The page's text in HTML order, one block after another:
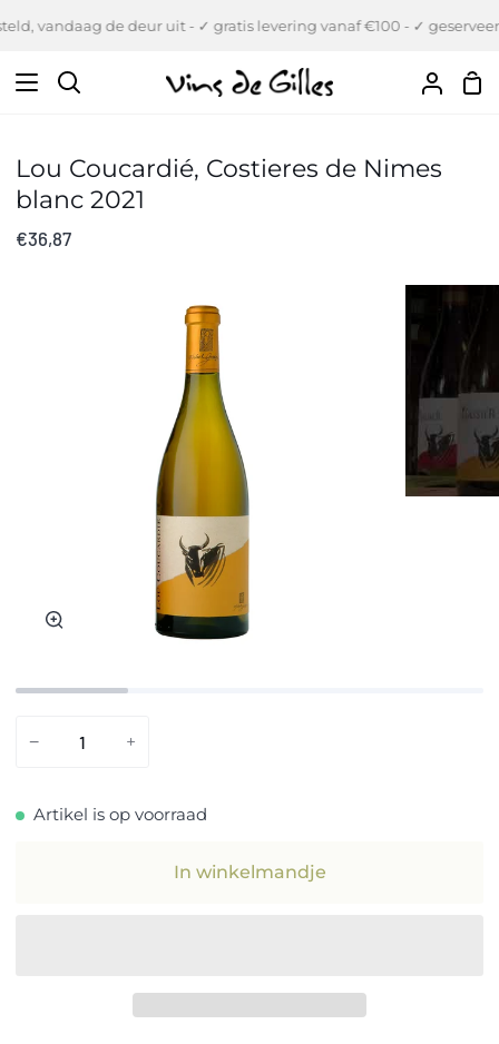
naar
inhoud
vandaag de deur uit - ✓ gratis levering vanaf €100 - ✓
Zoeken
Uw
Lou Coucardié, Costieres de Nimes
blanc 2021
€36,87
− +
Artikel is op voorraad
In winkelmandje